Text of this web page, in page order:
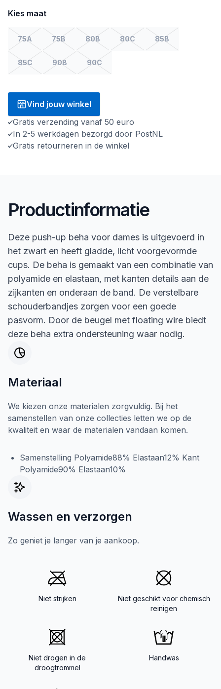
Kies maat
75A 75B 80B 80C 85B
85C 90B 90C
Vind jouw winkel
Gratis verzending vanaf 50 euro
In 2-5 werkdagen bezorgd door PostNL
Gratis retourneren in de winkel
Productinformatie
Deze push-up beha voor dames is uitgevoerd in
het zwart en heeft gladde, licht voorgevormde
cups. De beha is gemaakt van een combinatie van
polyamide en elastaan, met kanten details aan de
zijkanten en onderaan de band. De verstelbare
schouderbandjes zorgen voor een goede
pasvorm. Door de beugel met floating wire biedt
deze beha extra ondersteuning waar nodig.
Materiaal
We kiezen onze materialen zorgvuldig. Bij het
samenstellen van onze collecties letten we op de
kwaliteit en waar de materialen vandaan komen.
Samenstelling Polyamide88% Elastaan12% Kant
Polyamide90% Elastaan10%
Wassen en verzorgen
Zo geniet je langer van je aankoop.
Niet strijken
Niet geschikt voor chemisch
reinigen
Niet drogen in de
droogtrommel
Handwas